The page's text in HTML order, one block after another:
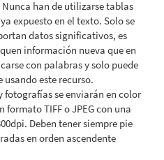
han de utilizarse tablas
expuesto en el texto. Solo se
datos significativos, es
información nueva que en
con palabras y solo puede
este recurso.
fotografías se enviarán en color
formato TIFF o JPEG con una
Deben tener siempre pie
en orden ascendente